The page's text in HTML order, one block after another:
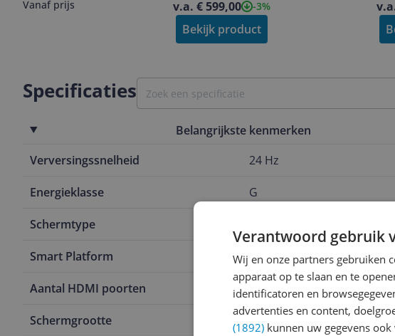
Vanaf prijs v.a. € 599,00 -3%
Bekijk product
Specificaties
Belangrijkste kenmerken
Verversingssnelheid
24 Hz
Energieklasse G
Schermtype
Smart Platform Google TV
Aantal HDMI poorten 4
Schermgrootte 50 inch
Verantwoord gebruik
Wij en onze partners gebruiken
apparaat op te slaan en te
identificatoren en
advertenties en content,
(1892) kunnen uw gegevens